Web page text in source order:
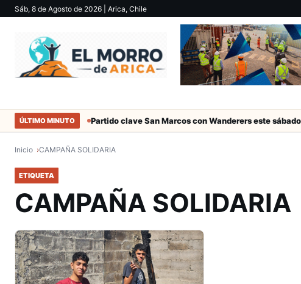
Sáb, 8 de Agosto de 2026 | Arica, Chile
ÚLTIMO MINUTO
de Arica Partido clave San Marcos con Wanderers este sábado
Inicio CAMPAÑA SOLIDARIA
ETIQUETA
CAMPAÑA SOLIDARIA